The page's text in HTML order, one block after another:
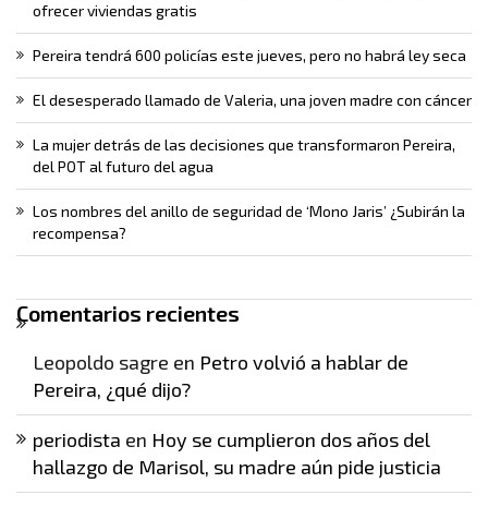
ofrecer viviendas gratis
Pereira tendrá 600 policías este jueves, pero no habrá ley seca
El desesperado llamado de Valeria, una joven madre con cáncer
La mujer detrás de las decisiones que transformaron Pereira,
del POT al futuro del agua
Los nombres del anillo de seguridad de ‘Mono Jaris’ ¿Subirán la
recompensa?
Comentarios recientes
Leopoldo sagre en Petro volvió a hablar de
Pereira, ¿qué dijo?
periodista en Hoy se cumplieron dos años del
hallazgo de Marisol, su madre aún pide justicia